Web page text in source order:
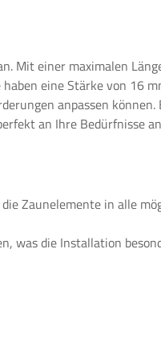
Mit einer maximalen
eine Stärke von 16
anpassen können.
an Ihre Bedürfnisse
Zaunelemente in alle
was die Installation